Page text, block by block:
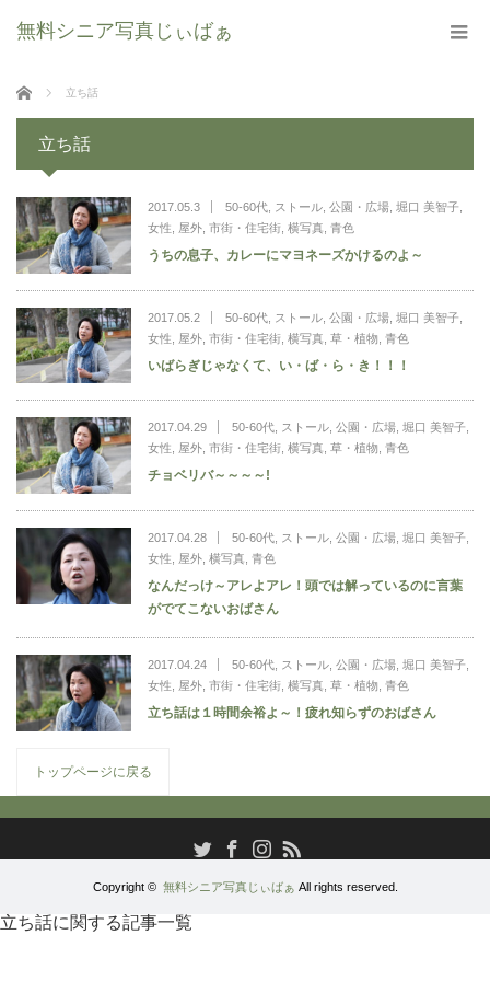
無料シニア写真じぃばぁ
ホーム 立ち話
立ち話
2017.05.3 50-60代, ストール, 公園・広場, 堀口 美智子
女性
屋外, 市街・住宅街, 横写真 青色
うちの息子、カレーにマヨネーズかけるのよ～
2017.05.2 50-60代, ストール, 公園・広場, 堀口 美智子
女性
屋外, 市街・住宅街, 横写真 草・植物 青色
いばらぎじゃなくて、い・ば・ら・き！！！
2017.04.29 50-60代, ストール, 公園・広場, 堀口 美智子
女性
屋外, 市街・住宅街, 横写真 草・植物 青色
チョベリバ～～～～!
2017.04.28 50-60代, ストール, 公園・広場, 堀口 美智子
女性
屋外, 横写真 青色
なんだっけ～アレよアレ！頭では解っているのに言葉
がでてこないおばさん
2017.04.24 50-60代, ストール, 公園・広場, 堀口 美智子
女性
屋外, 市街・住宅街, 横写真 草・植物 青色
立ち話は１時間余裕よ～！疲れ知らずのおばさん
トップページに戻る
TwitterFacebookInstagram
RSS
Copyright © 無料シニア写真じぃばぁ All rights reserved.
立ち話に関する記事一覧